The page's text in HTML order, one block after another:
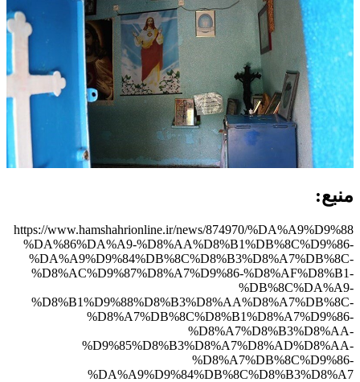
منبع:
https://www.hamshahrionline.ir/news/874970/%DA%A9%D9%88
%DA%86%DA%A9-%D8%AA%D8%B1%DB%8C%D9%86-
%DA%A9%D9%84%DB%8C%D8%B3%D8%A7%DB%8C-
%D8%AC%D9%87%D8%A7%D9%86-%D8%AF%D8%B1-
%DB%8C%DA%A9-
%D8%B1%D9%88%D8%B3%D8%AA%D8%A7%DB%8C-
%D8%A7%DB%8C%D8%B1%D8%A7%D9%86-
%D8%A7%D8%B3%D8%AA-
%D9%85%D8%B3%D8%A7%D8%AD%D8%AA-
%D8%A7%DB%8C%D9%86-
%DA%A9%D9%84%DB%8C%D8%B3%D8%A7